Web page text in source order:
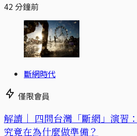
42 分鐘前
斷網時代
僅限會員
解讀｜ 四問台灣「斷網」演習
究竟在為什麼做準備？